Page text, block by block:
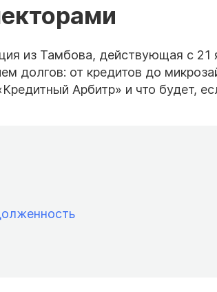
из Тамбова, действующая с 21
долгов: от кредитов до
Арбитр» и что будет,